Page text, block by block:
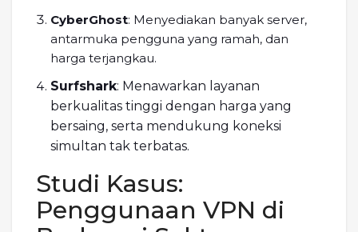
CyberGhost: Menyediakan banyak server,
antarmuka pengguna yang ramah, dan
harga terjangkau.
Surfshark: Menawarkan layanan
berkualitas tinggi dengan harga yang
bersaing, serta mendukung koneksi
simultan tak terbatas.
Studi Kasus:
Penggunaan VPN di